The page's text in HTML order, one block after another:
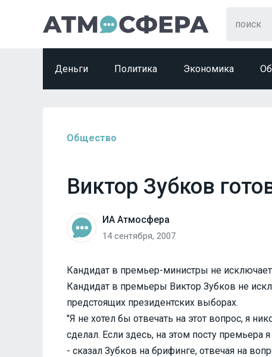
Деньги Политика Экономика
Общество
Виктор Зубков
ИА Атмосфера
14 сентября, 2007
Кандидат в премьер-министры не исключает
Кандидат в премьеры Виктор Зубков не
предстоящих президентских выборах.
"Я не хотел бы отвечать на этот вопрос, я
сделал. Если здесь, на этом посту премьера
- сказал Зубков на брифинге, отвечая на